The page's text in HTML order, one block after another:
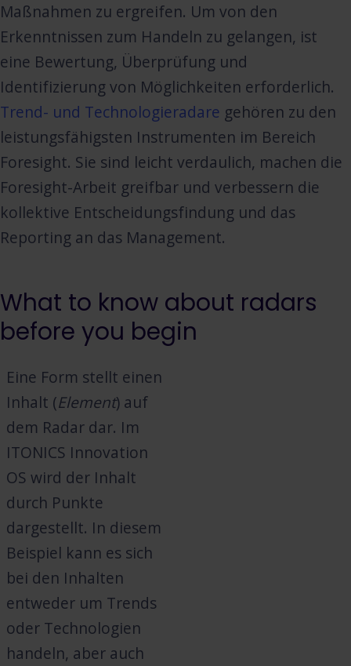
Maßnahmen zu ergreifen. Um von den
Erkenntnissen zum Handeln zu gelangen, ist
eine Bewertung, Überprüfung und
Identifizierung von Möglichkeiten erforderlich.
Trend- und Technologieradare gehören zu den
leistungsfähigsten Instrumenten im Bereich
Foresight. Sie sind leicht verdaulich, machen die
Foresight-Arbeit greifbar und verbessern die
kollektive Entscheidungsfindung und das
Reporting an das Management.
What to know about radars
before you begin
Eine Form stellt einen
Inhalt (Element) auf
dem Radar dar. Im
ITONICS Innovation
OS wird der Inhalt
durch Punkte
dargestellt. In diesem
Beispiel kann es sich
bei den Inhalten
entweder um Trends
oder Technologien
handeln, aber auch